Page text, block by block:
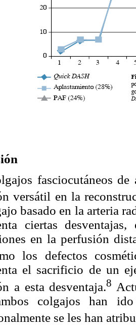
fasciocutáneos
versátil en la
basado en la arteria
ciertas
en la perfusión
los defectos
el sacrificio de un
a esta desventaja.8
colgajos han
se les han